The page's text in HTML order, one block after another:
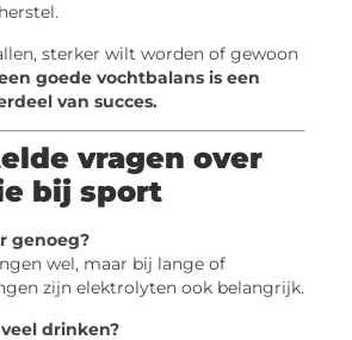
sterker wilt worden of gewoon
goede vochtbalans is een
van succes.
vragen over
bij sport
genoeg?
wel, maar bij lange of
zijn elektrolyten ook belangrijk.
drinken?